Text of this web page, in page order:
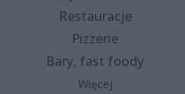
Restauracje
Pizzerie
Bary, fast foody
Więcej